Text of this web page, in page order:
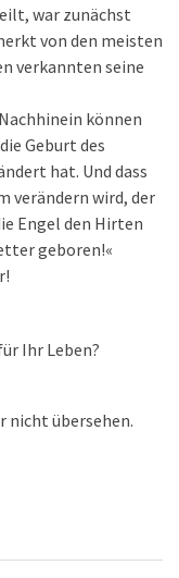
war zunächst
von den meisten
verkannten seine
können
Geburt des
hat. Und dass
verändern wird, der
Engel den Hirten
geboren!«
Ihr Leben?
übersehen.